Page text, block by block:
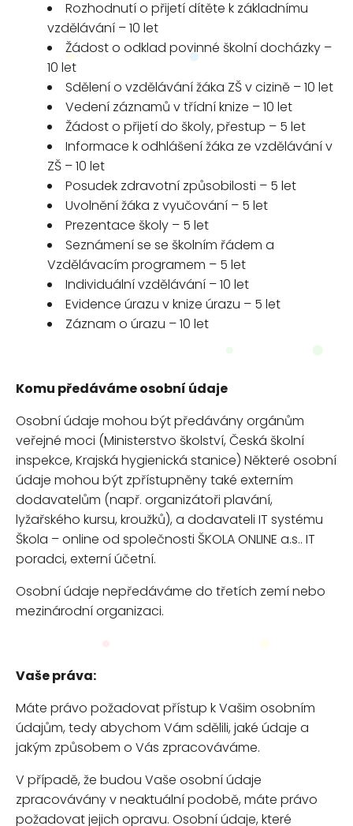
Rozhodnutí o přijetí dítěte k základnímu
vzdělávání – 10 let
Žádost o odklad povinné školní docházky –
10 let
Sdělení o vzdělávání žáka ZŠ v cizině – 10 let
Vedení záznamů v třídní knize – 10 let
Žádost o přijetí do školy, přestup – 5 let
Informace k odhlášení žáka ze vzdělávání v
ZŠ – 10 let
Posudek zdravotní způsobilosti – 5 let
Uvolnění žáka z vyučování – 5 let
Prezentace školy – 5 let
Seznámení se se školním řádem a
Vzdělávacím programem – 5 let
Individuální vzdělávání – 10 let
Evidence úrazu v knize úrazu – 5 let
Záznam o úrazu – 10 let
Komu předáváme osobní údaje
Osobní údaje mohou být předávány orgánům
veřejné moci (Ministerstvo školství, Česká školní
inspekce, Krajská hygienická stanice) Některé osobní
údaje mohou být zpřístupněny také externím
dodavatelům (např. organizátoři plavání,
lyžařského kursu, kroužků), a dodavateli IT systému
Škola – online od společnosti ŠKOLA ONLINE a.s.. IT
poradci, externí účetní.
Osobní údaje nepředáváme do třetích zemí nebo
mezinárodní organizaci.
Vaše práva:
Máte právo požadovat přístup k Vašim osobním
údajům, tedy abychom Vám sdělili, jaké údaje a
jakým způsobem o Vás zpracováváme.
V případě, že budou Vaše osobní údaje
zpracovávány v neaktuální podobě, máte právo
požadovat jejich opravu. Osobní údaje, které